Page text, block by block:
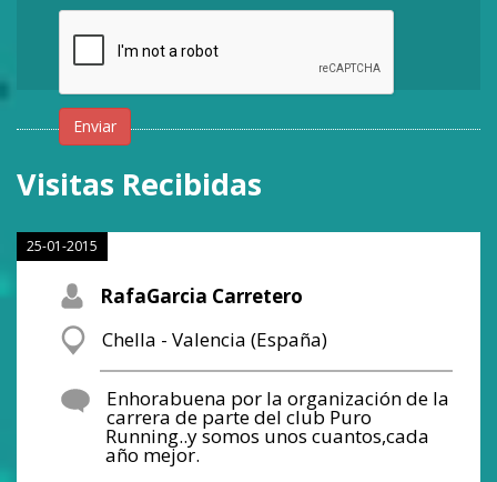
Enviar
Visitas Recibidas
25-01-2015
RafaGarcia Carretero
Chella - Valencia (España)
Enhorabuena por la organización de la
carrera de parte del club Puro
Running..y somos unos cuantos,cada
año mejor.